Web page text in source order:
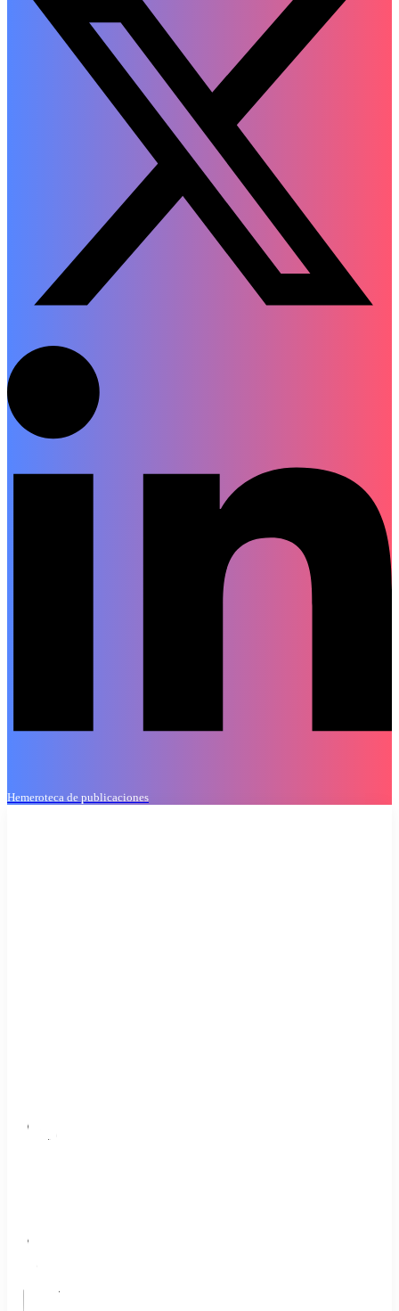
Hemeroteca de publicaciones